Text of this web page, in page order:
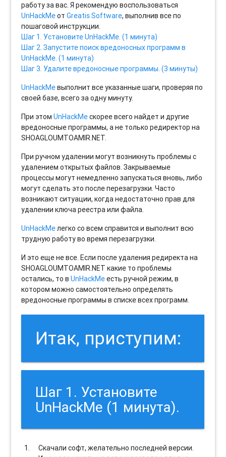
работу за вас. Я рекомендую воспользоваться
UnHackMeотGreatis Software, выполнив все по
пошаговой инструкции.
Шаг 1. Установите UnHackMe. (1 минута)
Шаг 2. Запустите поиск вредоносных программ в
UnHackMe. (1 минута)
Шаг 3. Удалите вредоносные программы. (3 минуты)
UnHackMeвыполнит все указанные шаги, проверяя по
своей базе, всего за одну минуту.
При этомUnHackMeскорее всего найдет и другие
вредоносные программы, а не только редиректор на
SHOAGLOUMTOAMIR.NET.
При ручном удалении могут возникнуть проблемы с
удалением открытых файлов. Закрываемые
процессы могут немедленно запускаться вновь, либо
могут сделать это после перезагрузки. Часто
возникают ситуации, когда недостаточно прав для
удалении ключа реестра или файла.
UnHackMeлегко со всем справится и выполнит всю
трудную работу во время перезагрузки.
И это еще не все. Если после удаления редиректа на
SHOAGLOUMTOAMIR.NET какие то проблемы
остались, то вUnHackMeесть ручной режим, в
котором можно самостоятельно определять
вредоносные программы в списке всех программ.
Итак, приступим:
Шаг 1. Установите
UnHackMe (1 минута).
Скачали софт, желательно последней версии.